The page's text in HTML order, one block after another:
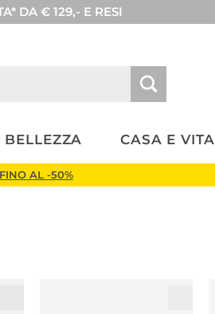
DA € 129,- E RESI
BELLEZZA CASA E VITA
AL -50%